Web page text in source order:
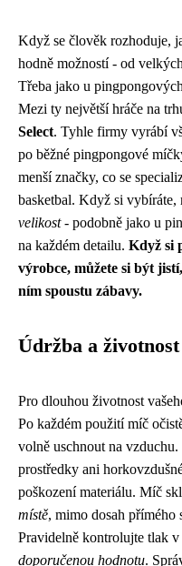
Když se člověk rozhoduje,
hodně možností - od
Třeba jako u
Mezi ty největší hráče na
Select. Tyhle firmy vyrábí
po běžné pingpongové
menší značky, co se
basketbal. Když si vybíráte,
velikost- podobně jako u
na každém detailu. Když si
výrobce, můžete si být
ním spoustu zábavy.
Údržba a
Pro dlouhou životnost
Po každém použití míč
volně uschnout na
prostředky ani
poškození materiálu. Míč
místě, mimo dosah přímého
Pravidelně kontrolujte tlak v
doporučenou hodnotu.